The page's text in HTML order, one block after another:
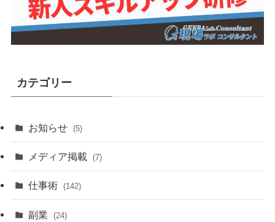
カテゴリー
お知らせ (5)
メディア掲載 (7)
仕事術 (142)
副業 (24)